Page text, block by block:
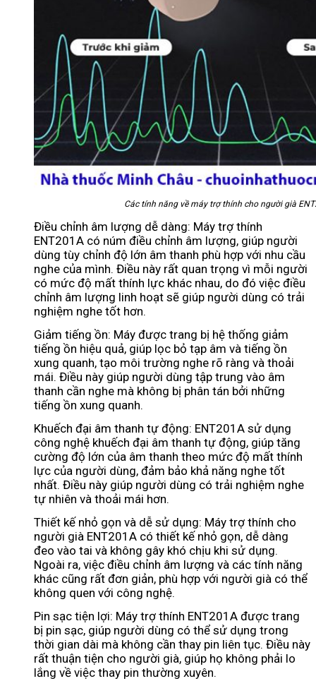
Các tính năng về máy trợ thính cho người già
Điều chỉnh âm lượng dễ dàng: Máy trợ thính
ENT201A có núm điều chỉnh âm lượng, giúp người
dùng tùy chỉnh độ lớn âm thanh phù hợp với nhu cầu
nghe của mình. Điều này rất quan trọng vì mỗi người
có mức độ mất thính lực khác nhau, do đó việc điều
chỉnh âm lượng linh hoạt sẽ giúp người dùng có trải
nghiệm nghe tốt hơn.
Giảm tiếng ồn: Máy được trang bị hệ thống giảm
tiếng ồn hiệu quả, giúp lọc bỏ tạp âm và tiếng ồn
xung quanh, tạo môi trường nghe rõ ràng và thoải
mái. Điều này giúp người dùng tập trung vào âm
thanh cần nghe mà không bị phân tán bởi những
tiếng ồn xung quanh.
Khuếch đại âm thanh tự động: ENT201A sử dụng
công nghệ khuếch đại âm thanh tự động, giúp tăng
cường độ lớn của âm thanh theo mức độ mất thính
lực của người dùng, đảm bảo khả năng nghe tốt
nhất. Điều này giúp người dùng có trải nghiệm nghe
tự nhiên và thoải mái hơn.
Thiết kế nhỏ gọn và dễ sử dụng: Máy trợ thính cho
người già ENT201A có thiết kế nhỏ gọn, dễ dàng
đeo vào tai và không gây khó chịu khi sử dụng.
Ngoài ra, việc điều chỉnh âm lượng và các tính năng
khác cũng rất đơn giản, phù hợp với người già có thể
không quen với công nghệ.
Pin sạc tiện lợi: Máy trợ thính ENT201A được trang
bị pin sạc, giúp người dùng có thể sử dụng trong
thời gian dài mà không cần thay pin liên tục. Điều này
rất thuận tiện cho người già, giúp họ không phải lo
lắng về việc thay pin thường xuyên.